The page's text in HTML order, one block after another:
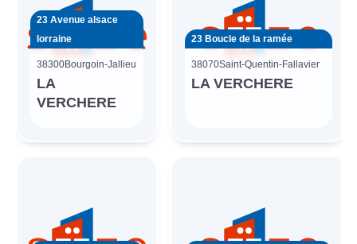
23 Avenue alsace
lorraine
38300Bourgoin-Jallieu
LA
VERCHERE
23 Boucle de la ramée
38070Saint-Quentin-Fallavier
LA VERCHERE